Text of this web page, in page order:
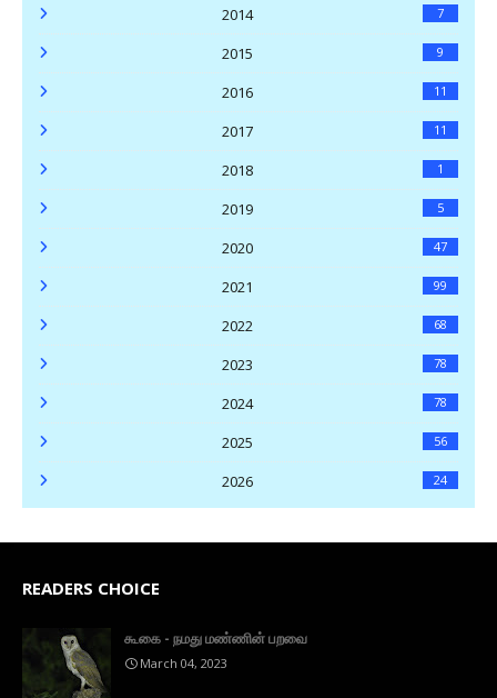
2014 7
2015 9
2016 11
2017 11
2018 1
2019 5
2020 47
2021 99
2022 68
2023 78
2024 78
2025 56
2026 24
READERS CHOICE
கூகை - நமது மண்ணின் பறவை
March 04, 2023